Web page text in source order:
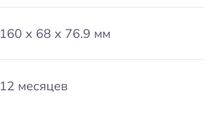
160 x 68 x 76.9 мм
12 месяцев